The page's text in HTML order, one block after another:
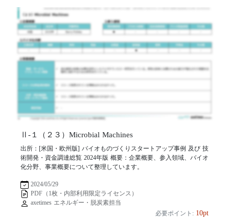
Ⅱ-１（２３）Microbial Machines
出所：[米国・欧州版] バイオものづくりスタートアップ事例 及び 技
術開発・資金調達総覧 2024年版 概要：企業概要、参入領域、バイオ
化分野、事業概要について整理しています。
2024/05/29
PDF（1枚・内部利用限定ライセンス）
axetimes エネルギー・脱炭素担当
必要ポイント: 10pt